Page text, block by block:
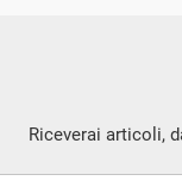
Riceverai articoli,